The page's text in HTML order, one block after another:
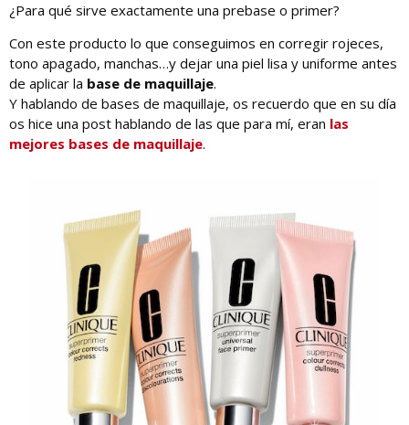
¿Para qué sirve exactamente una prebase o primer?
Con este producto lo que conseguimos en corregir rojeces,
tono apagado, manchas…y dejar una piel lisa y uniforme antes
de aplicar la base de maquillaje.
Y hablando de bases de maquillaje, os recuerdo que en su día
os hice una post hablando de las que para mí, eran las
mejores bases de maquillaje.